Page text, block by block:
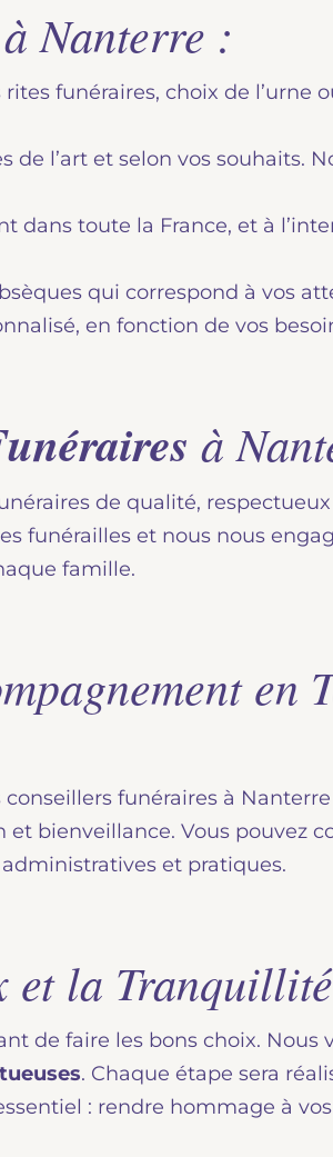
Nanterre :
funéraires, choix de l’urne
l’art et selon vos souhaits.
dans toute la France, et à
qui correspond à vos
en fonction de vos
à
de qualité,
funérailles et nous nous
famille.
en
funéraires à
bienveillance. Vous pouvez
et pratiques.
la
de faire les bons choix. Nous
. Chaque étape sera
: rendre hommage à